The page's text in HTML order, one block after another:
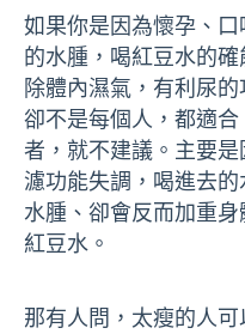
如果你是因為懷孕、
的水腫，喝紅豆水的
除體內濕氣，有利尿
卻不是每個人，都適
者，就不建議。主要
濾功能失調，喝進去
水腫、卻會反而加重
紅豆水。
那有人問，太瘦的人